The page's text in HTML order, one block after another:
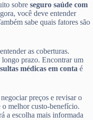
sobre seguro saúde com
você deve entender
sabe quais fatores são
as coberturas.
longo prazo. Encontrar um
médicas em conta é
preços e revisar o
melhor custo-benefício.
a escolha mais informada